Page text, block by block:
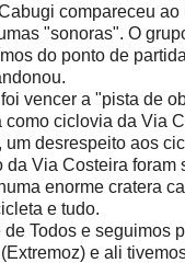
compareceu
"sonoras". O
do ponto de
vencer a "pista de
como ciclovia da Via
um desrespeito aos
da Via Costeira foram
enorme cratera
e tudo.
Todos e seguimos
e ali